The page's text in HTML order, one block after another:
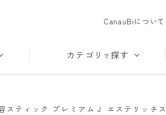
CanauBiについて
カテゴリ で探す
ティック プレミアムＪ エステリッチ